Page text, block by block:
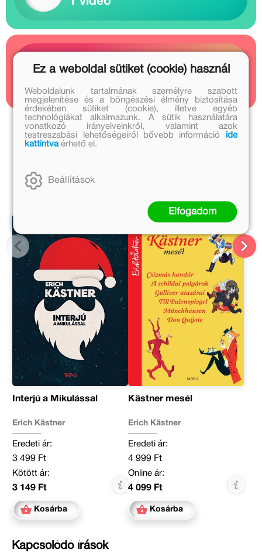
Kapcsolódó cikkek
Erich Kästner további művei
A sorozat további részei
Interjú a Mikulással
Erich Kästner
Eredeti ár:
3 499 Ft
Kötött ár:
3 149 Ft
Kosárba
Kästner mesél
Erich Kästner
Eredeti ár:
4 999 Ft
Online ár:
4 099 Ft
Kosárba
Kapcsolódó írások
Ez a weboldal sütiket (cookie) használ
Weboldalunk tartalmának személyre szabott
megjelenítése és a böngészési élmény biztosítása
érdekében sütiket (cookie), illetve egyéb
technológiákat alkalmazunk. A sütik használatára
vonatkozó irányelveinkről, valamint azok
testreszabási lehetőségeiről bővebb információ
ide
kattintvaérhető el.
Beállítások
Elfogadom